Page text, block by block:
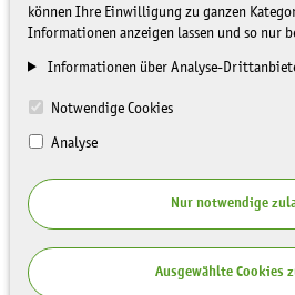
können Ihre Einwilligung zu ganzen
Informationen anzeigen lassen und so nur
Informationen über Analyse-
Notwendige Cookies
Analyse
Nur notwendige
Ausgewählte Cookies